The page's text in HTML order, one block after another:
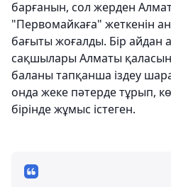
барғанын, сол жерден
"Первомайкаға" жеткенін
бағыты жоғалды. Бір айдан
сақшылары Алматы
баланы тапқанша іздеу
онда жеке пәтерде тұрып,
бірінде жұмыс істеген.